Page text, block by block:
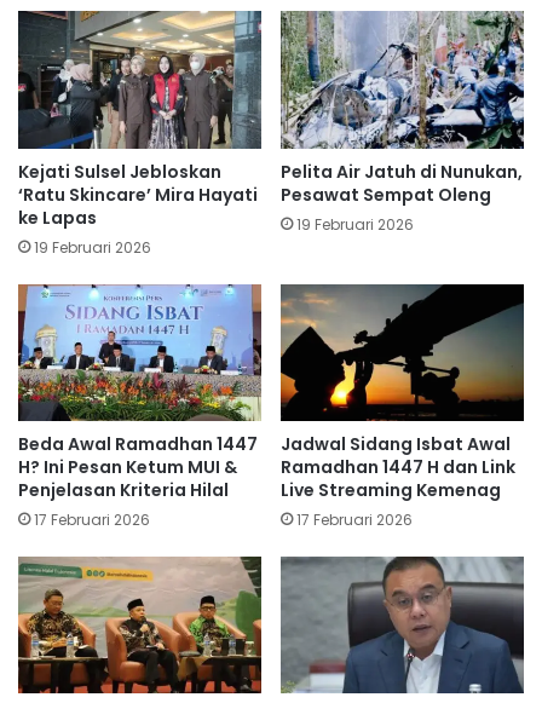
Kejati Sulsel Jebloskan
‘Ratu Skincare’ Mira Hayati
ke Lapas
19 Februari 2026
Pelita Air Jatuh di Nunukan,
Pesawat Sempat Oleng
19 Februari 2026
Beda Awal Ramadhan 1447
H? Ini Pesan Ketum MUI &
Penjelasan Kriteria Hilal
17 Februari 2026
Jadwal Sidang Isbat Awal
Ramadhan 1447 H dan Link
Live Streaming Kemenag
17 Februari 2026